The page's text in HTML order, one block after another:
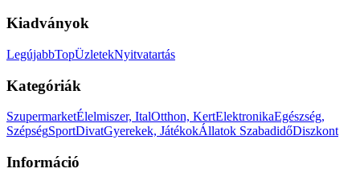
Kiadványok
LegújabbTopÜzletekNyitvatartás
Kategóriák
SzupermarketÉlelmiszer, ItalOtthon, KertElektronikaEgészség,
SzépségSportDivatGyerekek, JátékokÁllatok SzabadidőDiszkont
Információ